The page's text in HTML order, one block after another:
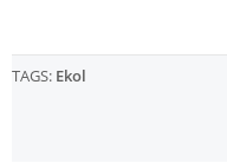
TAGS: Ekol